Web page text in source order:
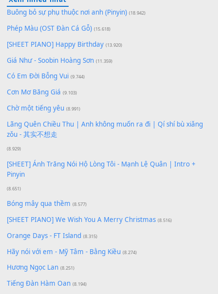
Lượt xem: 178
Xem nhiều nhất
Buông bỏ sự phụ thuộc nơi anh (Pinyin)
Phép Màu (OST Đàn Cá Gỗ) (15.618)
[SHEET PIANO] Happy Birthday
Có Em Đời Bỗng Vui
Cơn Mơ Băng Giá
Chờ một tiếng yêu
Lãng Quên Chiều Thu | Anh không muốn ra đi | Qí shí bù
zǒu - 其实不想走
(8.929)
[SHEET] Ánh Trăng Nói Hộ Lòng Tôi - Mạnh Lệ Quân | Intro +
Pinyin